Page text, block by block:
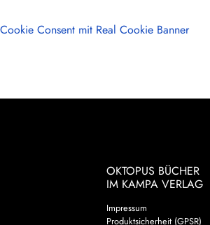
OKTOPUS BÜCHER
IM KAMPA VERLAG
Impressum
Produktsicherheit (GPSR)
Cookie Consent mit Real Cookie Banner